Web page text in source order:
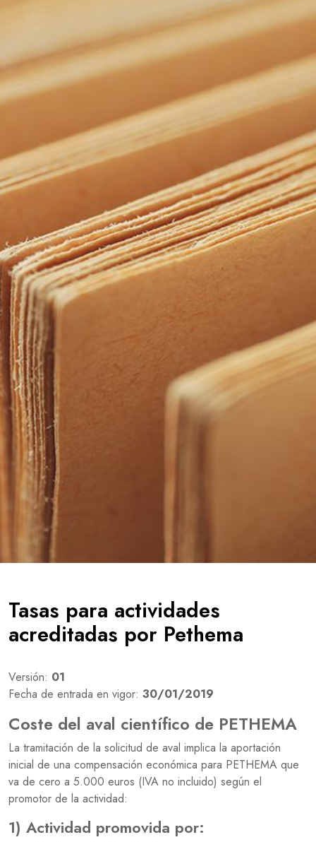
Tasas para actividades
acreditadas por Pethema
Versión: 01
Fecha de entrada en vigor: 30/01/2019
Coste del aval científico de PETHEMA
La tramitación de la solicitud de aval implica la aportación
inicial de una compensación económica para PETHEMA que
va de cero a 5.000 euros (IVA no incluido) según el
promotor de la actividad:
1) Actividad promovida por: